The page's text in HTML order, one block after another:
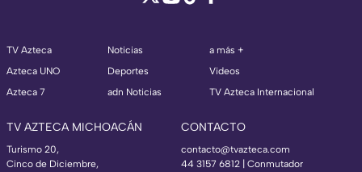
TV Azteca
Azteca UNO
Azteca 7
Noticias
Deportes
adn Noticias
a más +
Videos
TV Azteca Internacional
TV AZTECA MICHOACÁN
Turismo 20,
Cinco de Diciembre,
CONTACTO
contacto@tvazteca.com
44 3157 6812 | Conmutador